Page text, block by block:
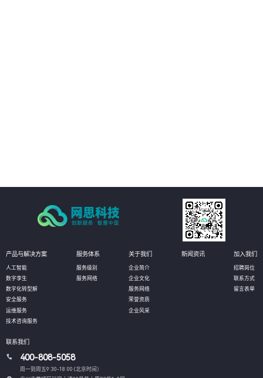
产品与解决方案
人工智能
数字孪生
数字化转型解
安全服务
运维服务
技术咨询服务
服务体系
服务级别
服务网络
关于我们
企业简介
企业文化
服务网络
荣誉资质
企业风采
新闻资讯 加入我们
招聘岗位
联系方式
留言表单
联系我们
400-808-5058
周一到周五9:30-18:00 (北京时间）